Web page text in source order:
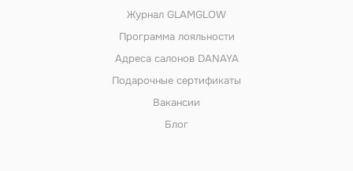
Журнал GLAMGLOW
Программа лояльности
Адреса салонов DANAYA
Подарочные сертификаты
Вакансии
Блог